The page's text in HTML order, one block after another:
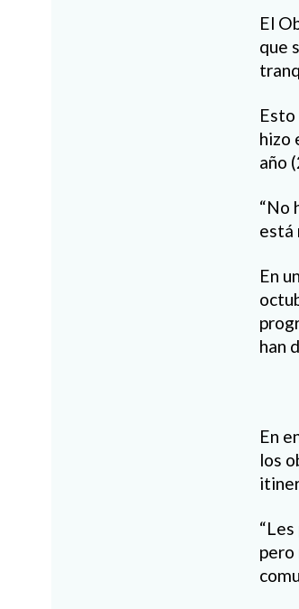
El
que
hizo
año
“No
está
En
han
En
los
pero